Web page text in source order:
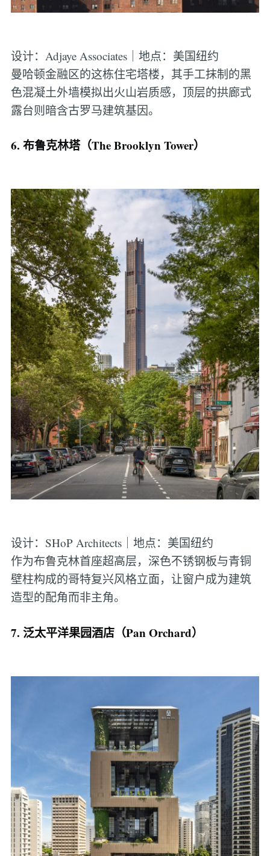
设计：Adjaye Associates｜地点：美国纽约
曼哈顿金融区的这栋住宅塔楼，其手工抹制的黑
色混凝土外墙模拟出火山岩质感，顶层的拱廊式
露台则暗含古罗马建筑基因。
6. 布鲁克林塔（The Brooklyn Tower）
设计：SHoP Architects｜地点：美国纽约
作为布鲁克林首座超高层，深色不锈钢板与青铜
壁柱构成的哥特复兴风格立面，让窗户成为建筑
造型的配角而非主角。
7. 泛太平洋果园酒店（Pan Orchard）